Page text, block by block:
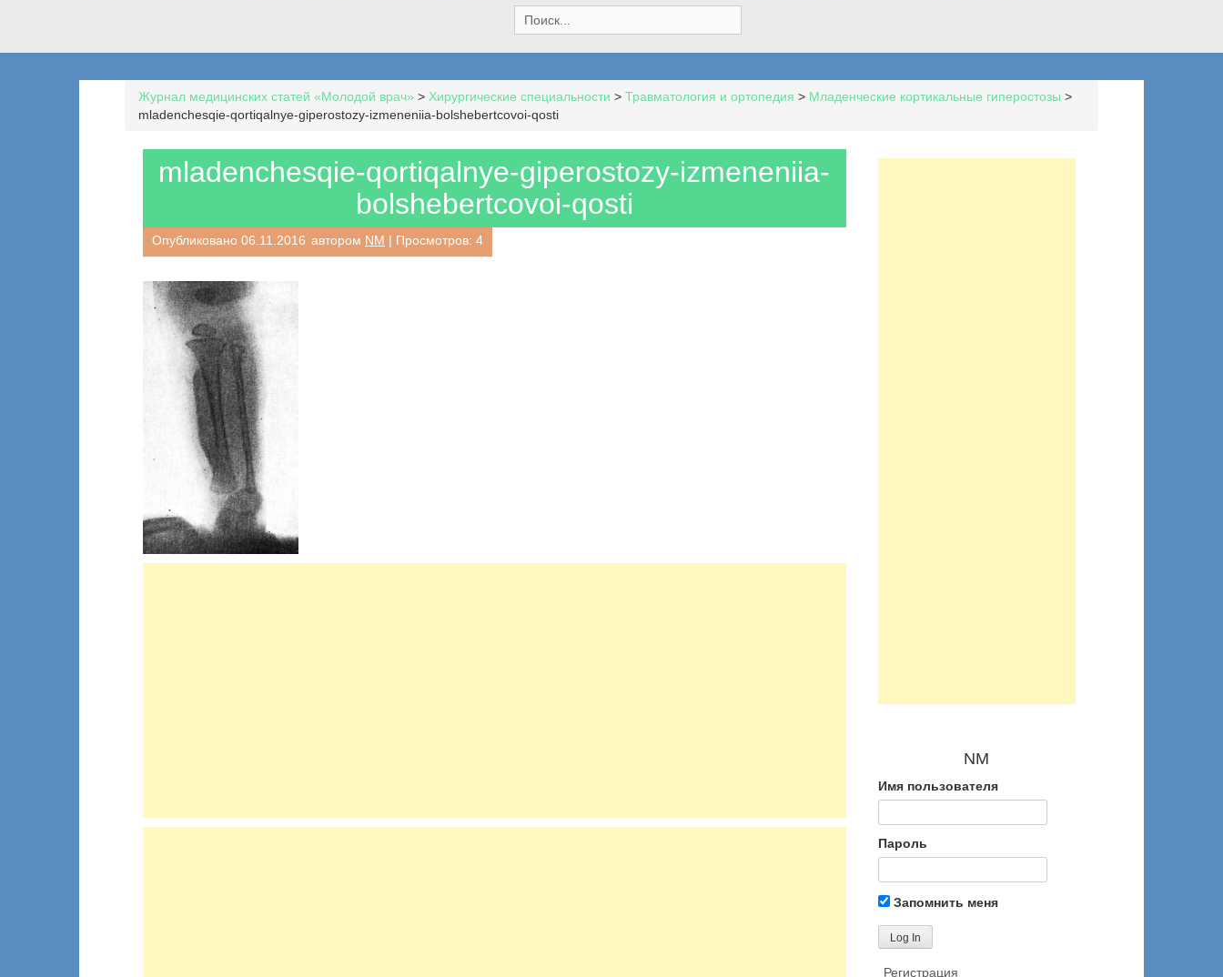
e
a
h
f
:
Журнал медицинских статей «Молодой врач» > Хирургические специальности > Травматология и ортопедия > Младенческие кортикальные гиперостозы >
mladenchesqie-qortiqalnye-giperostozy-izmeneniia-bolshebertcovoi-qosti
mladenchesqie-qortiqalnye-giperostozy-izmeneniia-
bolshebertcovoi-qosti
Опубликовано 06.11.2016 автором NM | Просмотров: 4
NM
Имя пользователя
Пароль
Запомнить меня
Регистрация